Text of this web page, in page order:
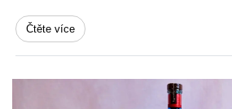
Čtěte více